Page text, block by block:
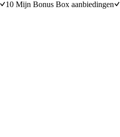
10 Mijn Bonus Box aanbiedingen